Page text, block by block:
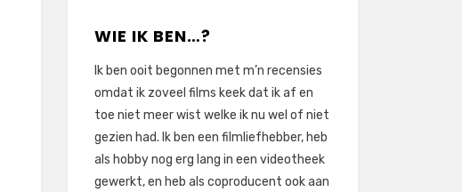
WIE IK BEN…?
Ik ben ooit begonnen met m’n recensies
omdat ik zoveel films keek dat ik af en
toe niet meer wist welke ik nu wel of niet
gezien had. Ik ben een filmliefhebber, heb
als hobby nog erg lang in een videotheek
gewerkt, en heb als coproducent ook aan